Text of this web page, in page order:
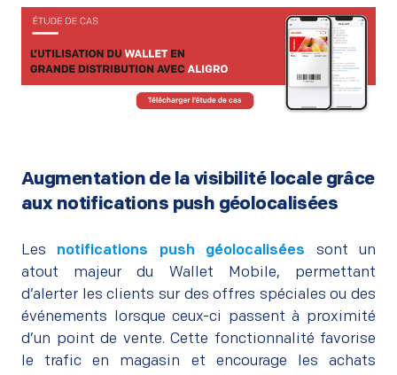
Augmentation de la visibilité locale grâce
aux notifications push géolocalisées
Les notifications push géolocalisées sont un
atout majeur du Wallet Mobile, permettant
d’alerter les clients sur des offres spéciales ou des
événements lorsque ceux-ci passent à proximité
d’un point de vente. Cette fonctionnalité favorise
le trafic en magasin et encourage les achats